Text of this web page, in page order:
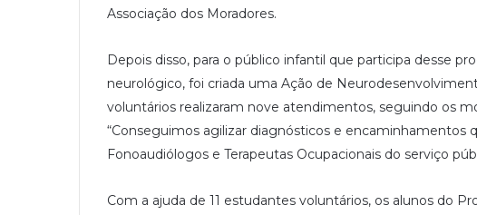
Associação dos Moradores.
Depois disso, para o público infantil que participa desse
neurológico, foi criada uma Ação de
voluntários realizaram nove atendimentos, seguindo os
“Conseguimos agilizar diagnósticos e encaminhamentos
Fonoaudiólogos e Terapeutas Ocupacionais do serviço
Com a ajuda de 11 estudantes voluntários, os alunos do